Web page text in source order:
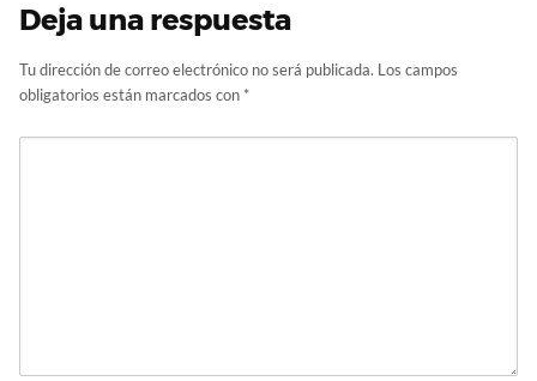
Deja una respuesta
Tu dirección de correo electrónico no será publicada. Los campos
obligatorios están marcados con *